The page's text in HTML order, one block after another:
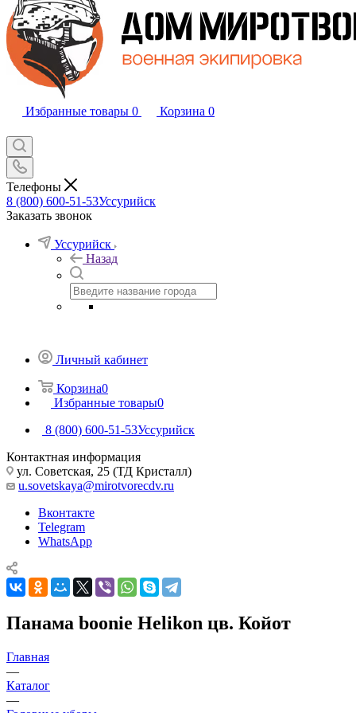
Избранные товары 0 Корзина 0
Телефоны
8 (800) 600-51-53Уссурийск
Заказать звонок
Уссурийск
Назад
Личный кабинет
Корзина0
Избранные товары0
8 (800) 600-51-53Уссурийск
Контактная информация
ул. Советская, 25 (ТД Кристалл)
u.sovetskaya@mirotvorecdv.ru
Вконтакте
Telegram
WhatsApp
Панама boonie Helikon цв. Койот
Главная
—
Каталог
—